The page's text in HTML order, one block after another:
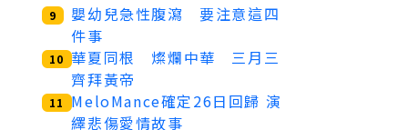
9
嬰幼兒急性腹瀉 要注意這四
件事
10 華夏同根 燦爛中華 三月三
齊拜黃帝
11
MeloMance確定26日回歸 演
繹悲傷愛情故事